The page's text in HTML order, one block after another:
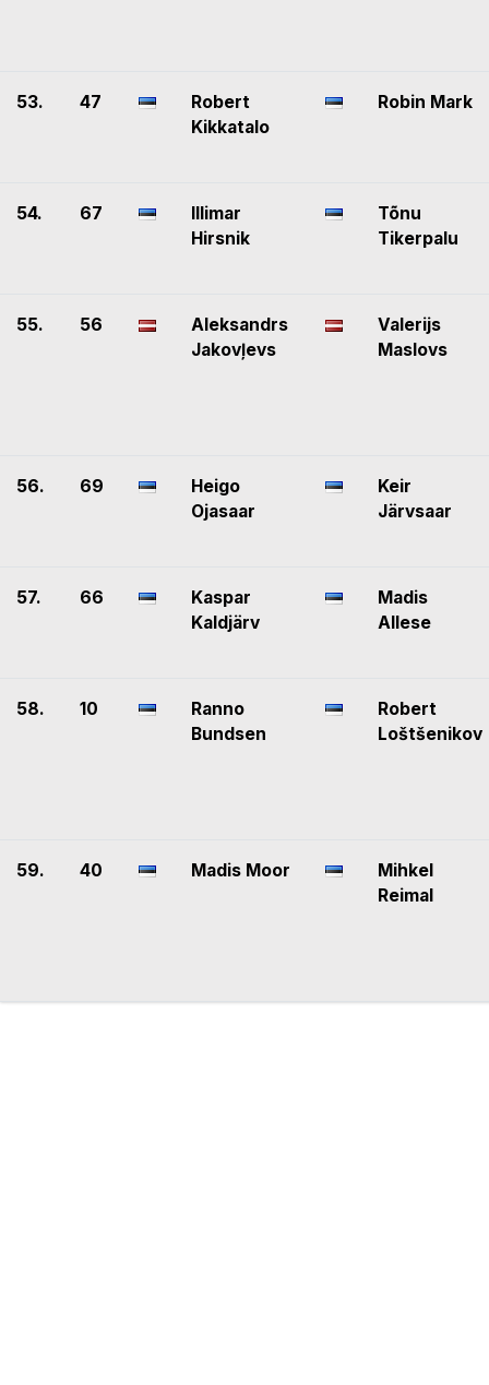
53. 47
Robert
Kikkatalo
Robin Mark
54. 67
Illimar
Hirsnik
Tõnu
Tikerpalu
55. 56
Aleksandrs
Jakovļevs
Valerijs
Maslovs
56. 69
Heigo
Ojasaar
Keir
Järvsaar
57. 66
Kaspar
Kaldjärv
Madis
Allese
58. 10
Ranno
Bundsen
Robert
Loštšenikov
59. 40 Madis Moor
Mihkel
Reimal